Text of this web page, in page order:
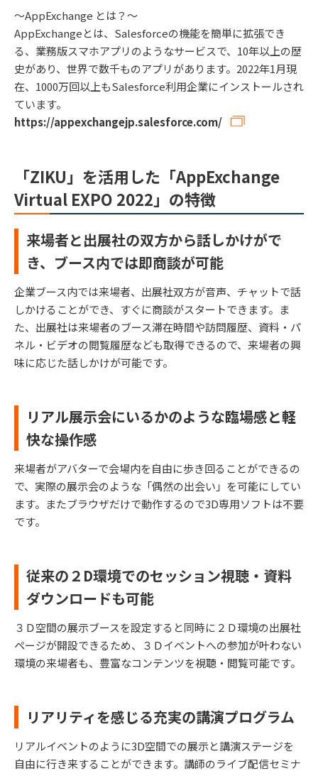
〜AppExchange とは？〜
AppExchangeとは、Salesforceの機能を簡単に拡張でき
る、業務版スマホアプリのようなサービスで、10年以上の歴
史があり、世界で数千ものアプリがあります。2022年1月現
在、1000万回以上もSalesforce利用企業にインストールされ
ています。
https://appexchangejp.salesforce.com/
「ZIKU」を活用した「AppExchange
Virtual EXPO 2022」の特徴
来場者と出展社の双方から話しかけがで
き、ブース内では即商談が可能
企業ブース内では来場者、出展社双方が音声、チャットで話
しかけることができ、すぐに商談がスタートできます。ま
た、出展社は来場者のブース滞在時間や訪問履歴、資料・パ
ネル・ビデオの閲覧履歴なども取得できるので、来場者の興
味に応じた話しかけが可能です。
リアル展示会にいるかのような臨場感と軽
快な操作感
来場者がアバターで会場内を自由に歩き回ることができるの
で、実際の展示会のような「偶然の出会い」を可能にしてい
ます。またブラウザだけで動作するので3D専用ソフトは不要
です。
従来の２D環境でのセッション視聴・資料
ダウンロードも可能
３Ｄ空間の展示ブースを設定すると同時に２Ｄ環境の出展社
ページが開設できるため、３Ｄイベントへの参加が叶わない
環境の来場者も、豊富なコンテンツを視聴・閲覧可能です。
リアリティを感じる充実の講演プログラム
リアルイベントのように3D空間での展示と講演ステージを
自由に行き来することができます。講師のライブ配信セミナ